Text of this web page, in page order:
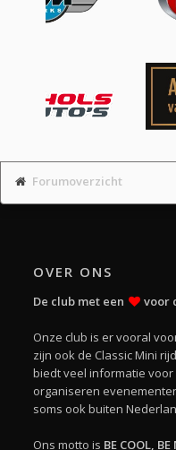
Forumoverzicht
OVER ONS
De club met een voor
Onze club is er vooral
zijn ook de Classic Mini
biedt veel informatie voor
organiseren
soms ook buiten
Ons motto is BE COOL,